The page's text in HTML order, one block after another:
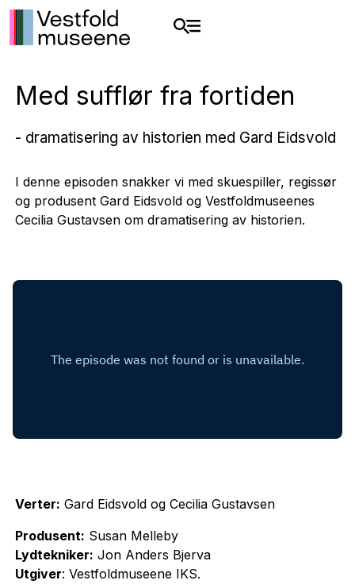
Med sufflør fra fortiden
- dramatisering av historien med Gard Eidsvold
I denne episoden snakker vi med skuespiller, regissør
og produsent Gard Eidsvold og Vestfoldmuseenes
Cecilia Gustavsen om dramatisering av historien.
Verter: Gard Eidsvold og Cecilia Gustavsen
Produsent: Susan Melleby
Lydtekniker: Jon Anders Bjerva
Utgiver: Vestfoldmuseene IKS.